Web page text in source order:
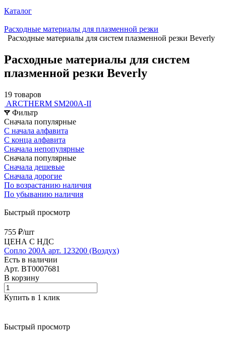
Каталог
Расходные материалы для плазменной резки
Расходные материалы для систем плазменной резки Beverly
Расходные материалы для систем
плазменной резки Beverly
19 товаров
ARCTHERM SM200A-II
Фильтр
Сначала популярные
С начала алфавита
С конца алфавита
Сначала непопулярные
Сначала популярные
Сначала дешевые
Сначала дорогие
По возрастанию наличия
По убыванию наличия
Быстрый просмотр
755 ₽/шт
ЦЕНА С НДС
Сопло 200А арт. 123200 (Воздух)
Есть в наличии
Арт. BT0007681
В корзину
Купить в 1 клик
Быстрый просмотр